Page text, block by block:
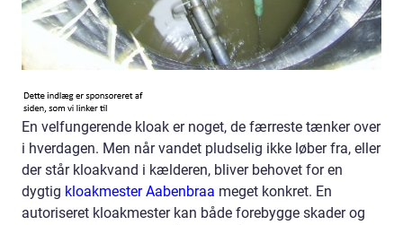
En velfungerende kloak er noget, de færreste tænker over
i hverdagen. Men når vandet pludselig ikke løber fra, eller
der står kloakvand i kælderen, bliver behovet for en
dygtig kloakmester Aabenbraa meget konkret. En
autoriseret kloakmester kan både forebygge skader og